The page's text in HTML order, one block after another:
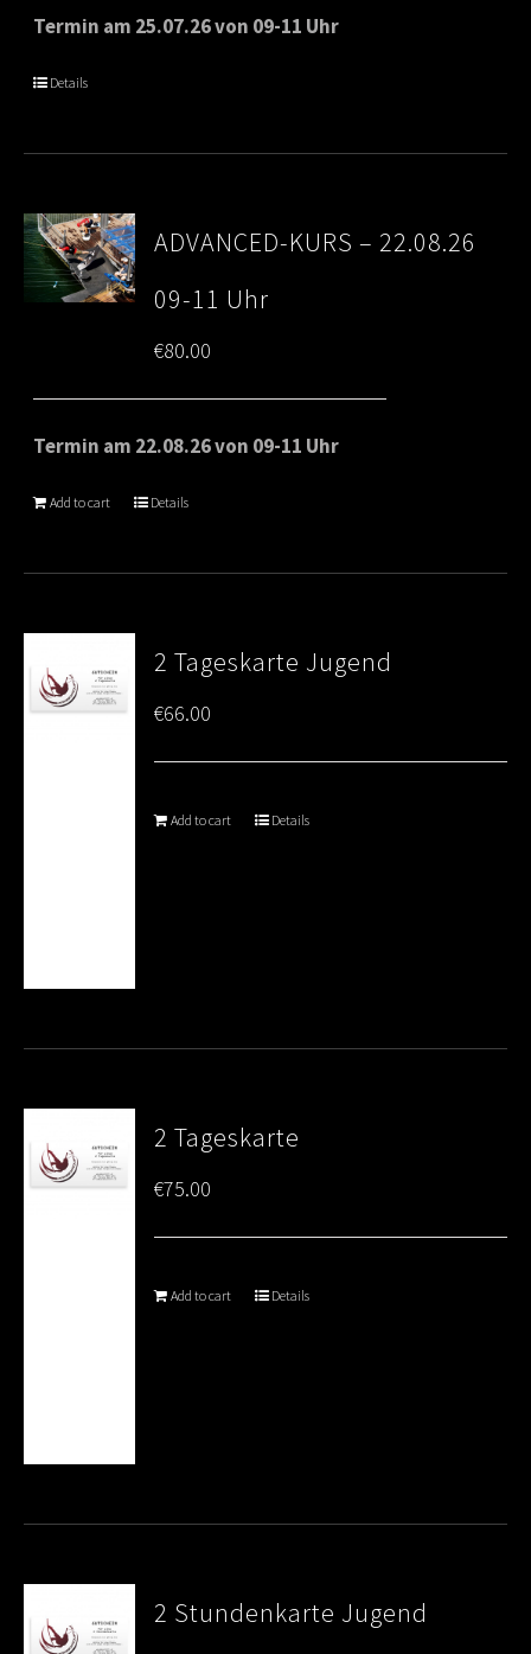
Termin am 25.07.26 von 09-11 Uhr
Details
ADVANCED-KURS – 22.08.26
09-11 Uhr
€80.00
Termin am 22.08.26 von 09-11 Uhr
Add to cart Details
2 Tageskarte Jugend
€66.00
Add to cart Details
2 Tageskarte
€75.00
Add to cart Details
2 Stundenkarte Jugend